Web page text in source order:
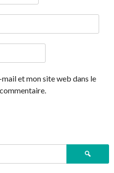
et mon site web dans le
Rechercher :